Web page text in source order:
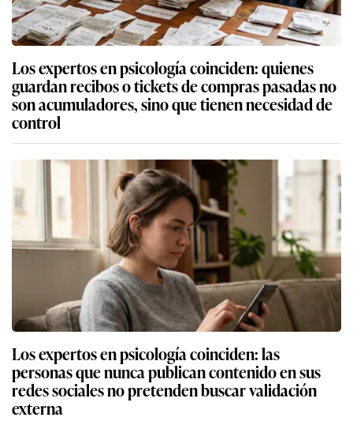
Los expertos en psicología coinciden: quienes
guardan recibos o tickets de compras pasadas no
son acumuladores, sino que tienen necesidad de
control
Los expertos en psicología coinciden: las
personas que nunca publican contenido en sus
redes sociales no pretenden buscar validación
externa